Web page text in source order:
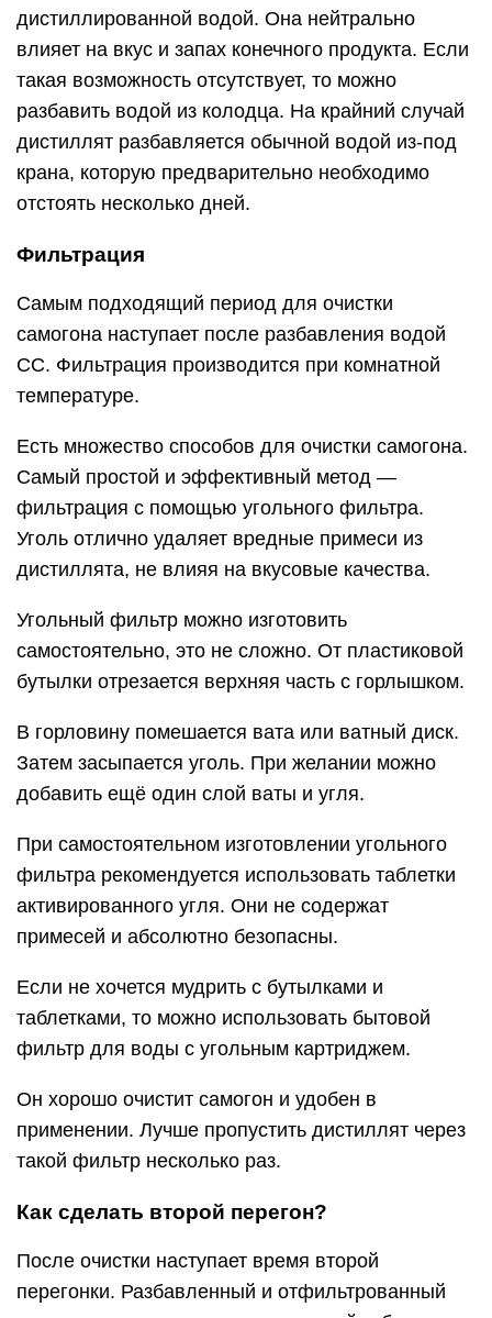
дистиллированной водой. Она нейтрально
влияет на вкус и запах конечного продукта. Если
такая возможность отсутствует, то можно
разбавить водой из колодца. На крайний случай
дистиллят разбавляется обычной водой из-под
крана, которую предварительно необходимо
отстоять несколько дней.
Фильтрация
Самым подходящий период для очистки
самогона наступает после разбавления водой
СС. Фильтрация производится при комнатной
температуре.
Есть множество способов для очистки самогона.
Самый простой и эффективный метод —
фильтрация с помощью угольного фильтра.
Уголь отлично удаляет вредные примеси из
дистиллята, не влияя на вкусовые качества.
Угольный фильтр можно изготовить
самостоятельно, это не сложно. От пластиковой
бутылки отрезается верхняя часть с горлышком.
В горловину помешается вата или ватный диск.
Затем засыпается уголь. При желании можно
добавить ещё один слой ваты и угля.
При самостоятельном изготовлении угольного
фильтра рекомендуется использовать таблетки
активированного угля. Они не содержат
примесей и абсолютно безопасны.
Если не хочется мудрить с бутылками и
таблетками, то можно использовать бытовой
фильтр для воды с угольным картриджем.
Он хорошо очистит самогон и удобен в
применении. Лучше пропустить дистиллят через
такой фильтр несколько раз.
Как сделать второй перегон?
После очистки наступает время второй
перегонки. Разбавленный и отфильтрованный